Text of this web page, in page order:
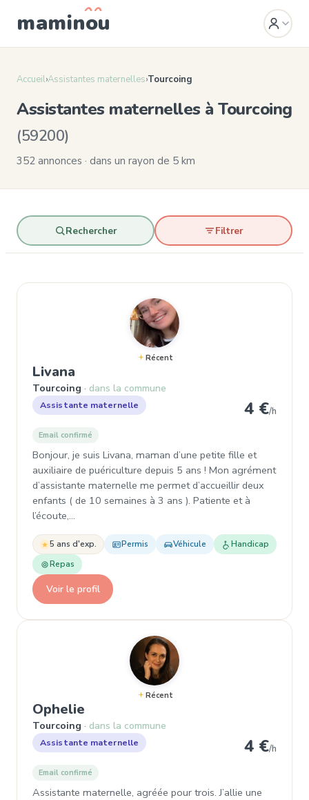
maminou
Accueil›Assistantes maternelles›Tourcoing
Assistantes maternelles à Tourcoing
(59200)
352 annonces · dans un rayon de 5 km
Rechercher Filtrer
Récent
Livana
Tourcoing dans la commune
Assistante maternelle 4 €/h
Email confirmé
Bonjour, je suis Livana, maman d’une petite fille et
auxiliaire de puériculture depuis 5 ans ! Mon agrément
d’assistante maternelle me permet d’accueillir deux
enfants ( de 10 semaines à 3 ans ). Patiente et à
l’écoute,…
5 ans d'exp. Permis Véhicule
Handicap
Repas
Voir le profil
Récent
Ophelie
Tourcoing dans la commune
Assistante maternelle 4 €/h
Email confirmé
Assistante maternelle, agréée pour trois. J’allie une